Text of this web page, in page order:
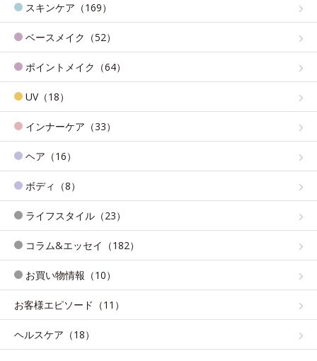
スキンケア（169）
ベースメイク（52）
ポイントメイク（64）
UV（18）
インナーケア（33）
ヘア（16）
ボディ（8）
ライフスタイル（23）
コラム&エッセイ（182）
お買い物情報（10）
お客様エピソード（11）
ヘルスケア（18）